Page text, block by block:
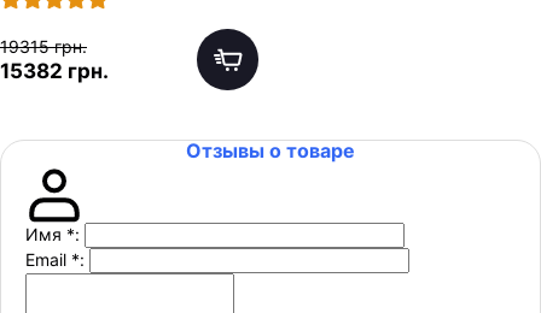
19315 грн.
15382 грн.
Отзывы о товаре
Имя *:
Email *: